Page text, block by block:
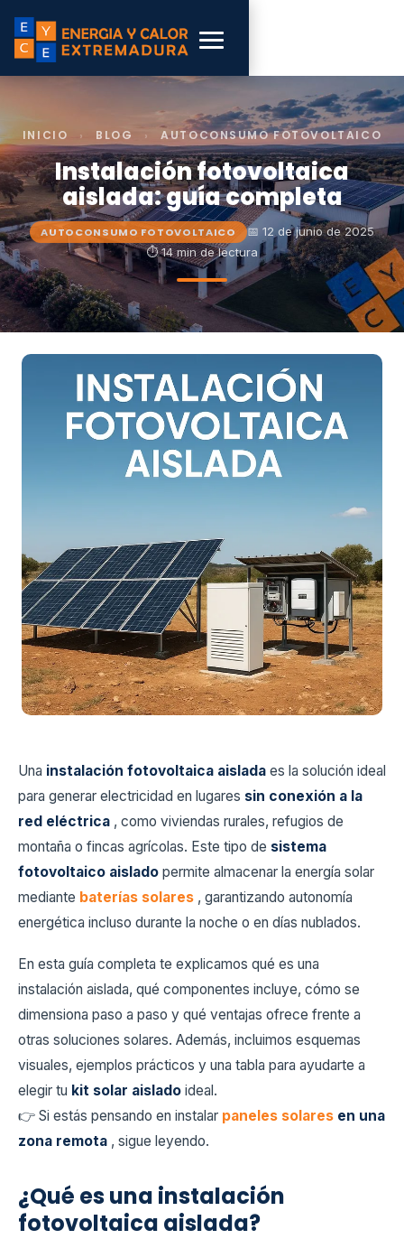
INICIO › BLOG › AUTOCONSUMO FOTOVOLTAICO
Instalación fotovoltaica
aislada: guía completa
AUTOCONSUMO FOTOVOLTAICO
📅 12 de junio de 2025
⏱ 14 min de lectura
Una instalación fotovoltaica aislada es la solución ideal
para generar electricidad en lugares sin conexión a la
red eléctrica , como viviendas rurales, refugios de
montaña o fincas agrícolas. Este tipo de sistema
fotovoltaico aislado permite almacenar la energía solar
mediante baterías solares , garantizando autonomía
energética incluso durante la noche o en días nublados.
En esta guía completa te explicamos qué es una
instalación aislada, qué componentes incluye, cómo se
dimensiona paso a paso y qué ventajas ofrece frente a
otras soluciones solares. Además, incluimos esquemas
visuales, ejemplos prácticos y una tabla para ayudarte a
elegir tu kit solar aislado ideal.
👉 Si estás pensando en instalar paneles solares en una
zona remota , sigue leyendo.
¿Qué es una instalación
fotovoltaica aislada?